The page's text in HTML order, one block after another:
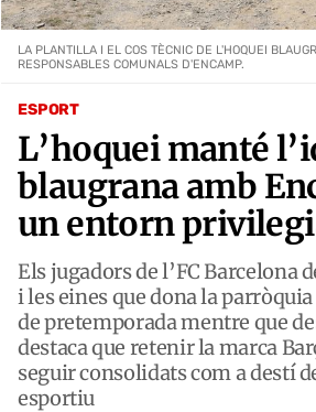
ESPORT
L’hoquei manté
blaugrana amb
un entorn
Els jugadors de l’FC Barcelona
i les eines que dona la
de pretemporada mentre que
destaca que retenir la marca
seguir consolidats com a destí
esportiu
LA PLANTILLA I EL COS TÈCNIC DE L'HOQUEI
RESPONSABLES COMUNALS D'ENCAMP.